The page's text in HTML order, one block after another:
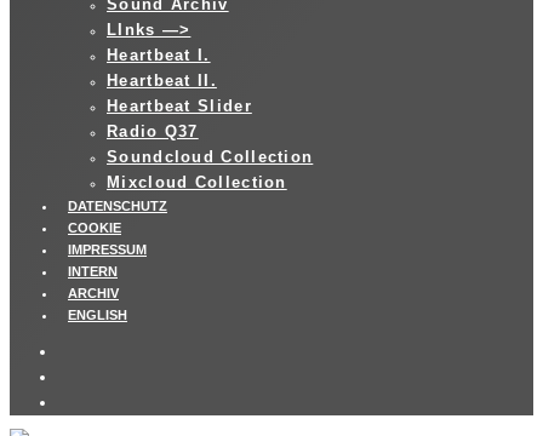
Sound Archiv
LInks —>
Heartbeat I.
Heartbeat II.
Heartbeat Slider
Radio Q37
Soundcloud Collection
Mixcloud Collection
DATENSCHUTZ
COOKIE
IMPRESSUM
INTERN
ARCHIV
ENGLISH